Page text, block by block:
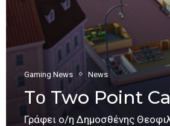
Gaming News News
Tο Two Point
Γράφει ο/η Δημοσθένης